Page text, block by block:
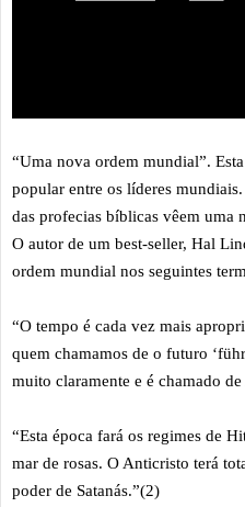
“Uma nova ordem mundial”.
popular entre os líderes
das profecias bíblicas vêem uma
O autor de um best-seller, Hal
ordem mundial nos seguintes
“O tempo é cada vez mais
quem chamamos de o futuro
muito claramente e é chamado
“Esta época fará os regimes de
mar de rosas. O Anticristo terá
poder de Satanás.”(2)